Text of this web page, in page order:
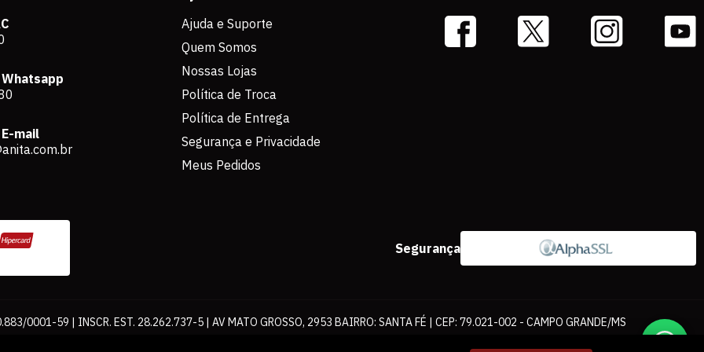
mail
Ajuda e Suporte
Quem Somos
Nossas Lojas
Política de Troca
Política de Entrega
Segurança e Privacidade
Meus Pedidos
Segurança
0001-59 | INSCR. EST. 28.262.737-5 | AV MATO GROSSO, 2953 BAIRRO: SANTA FÉ | CEP: 79.021-002 - CAMPO GRANDE/MS